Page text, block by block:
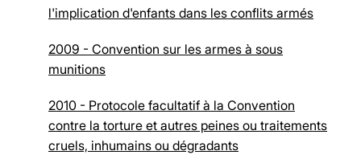
l'implication d'enfants dans les conflits armés
2009 - Convention sur les armes à sous
munitions
2010 - Protocole facultatif à la Convention
contre la torture et autres peines ou traitements
cruels, inhumains ou dégradants